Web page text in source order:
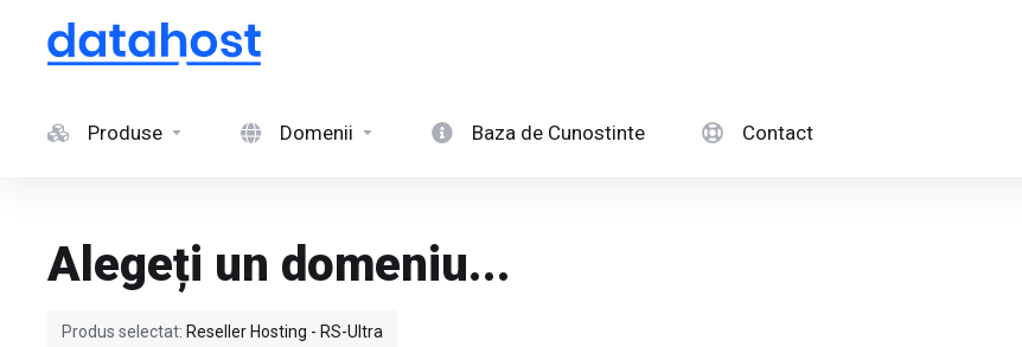
Produse Domenii Baza de Cunostinte Contact
Alegeți un domeniu...
Produs selectat: Reseller Hosting - RS-Ultra